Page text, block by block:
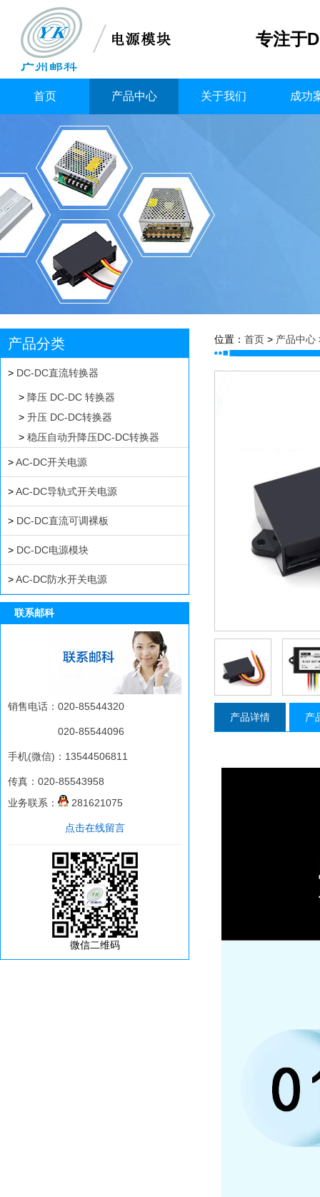
专注于
首页 产品中心 关于我们 成功
产品分类
> DC-DC直流转换器
> 降压 DC-DC 转换器
> 升压 DC-DC转换器
> 稳压自动升降压DC-DC转换器
>AC-DC开关电源
>AC-DC导轨式开关电源
> DC-DC直流可调裸板
> DC-DC电源模块
>AC-DC防水开关电源
联系邮科
销售电话：020-85544320
020-85544096
手机(微信)：13544506811
传真：020-85543958
业务联系：
281621075
点击在线留言
微信二维码
位置： 首页 > 产品中心
产品详情 产